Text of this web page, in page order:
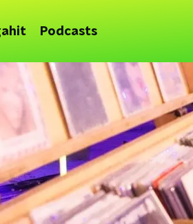
Podcasts